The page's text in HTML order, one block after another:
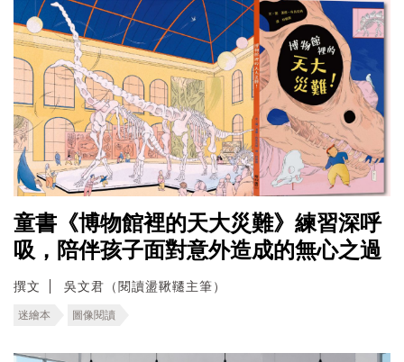
童書《博物館裡的天大災難》練習深呼
吸，陪伴孩子面對意外造成的無心之過
撰文 吳文君（閱讀盪鞦韆主筆）
迷繪本 圖像閱讀